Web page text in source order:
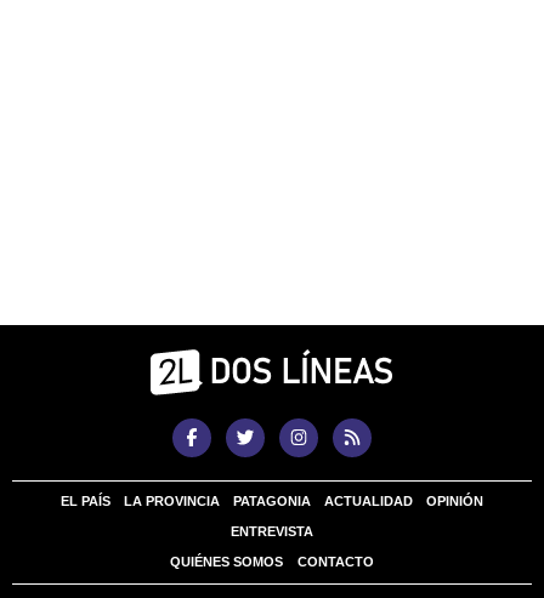
EL PAÍS LA PROVINCIA PATAGONIA ACTUALIDAD OPINIÓN
ENTREVISTA
QUIÉNES SOMOS CONTACTO